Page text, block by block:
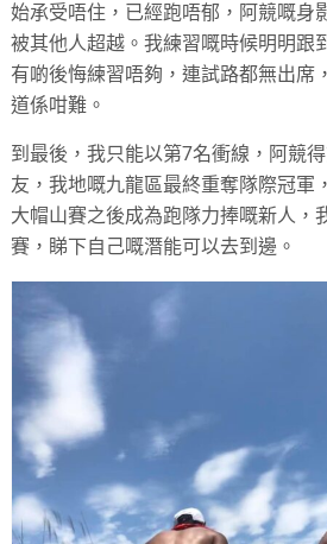
始承受唔住，已經跑唔郁，阿競嘅身
被其他人超越。我練習嘅時候明明跟
有啲後悔練習唔夠，連試路都無出席
道係咁難。
到最後，我只能以第7名衝線，阿競
友，我地嘅九龍區最終重奪隊際冠軍
大帽山賽之後成為跑隊力捧嘅新人，
賽，睇下自己嘅潛能可以去到邊。